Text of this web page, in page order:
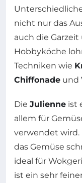
nicht nur das
auch die
Hobbyköche
Techniken wie
Chiffonade und
Die Julienne ist
allem für
verwendet wird.
das Gemüse
ideal für
ist ein sehr